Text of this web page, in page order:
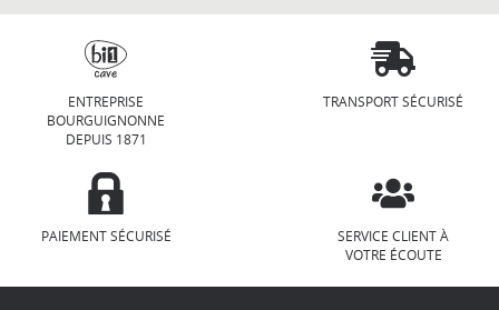
ENTREPRISE
BOURGUIGNONNE
DEPUIS 1871
TRANSPORT SÉCURISÉ
PAIEMENT SÉCURISÉ
SERVICE CLIENT À
VOTRE ÉCOUTE